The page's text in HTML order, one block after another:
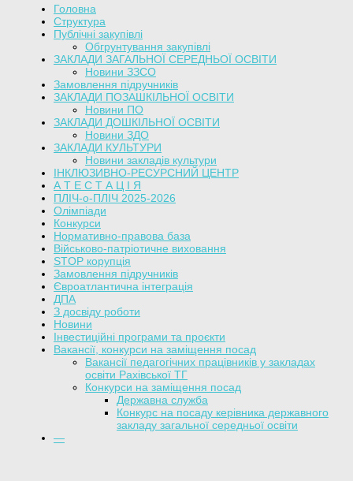
Головна
Структура
Публічні закупівлі
Обгрунтування закупівлі
ЗАКЛАДИ ЗАГАЛЬНОЇ СЕРЕДНЬОЇ ОСВІТИ
Новини ЗЗСО
Замовлення підручників
ЗАКЛАДИ ПОЗАШКІЛЬНОЇ ОСВІТИ
Новини ПО
ЗАКЛАДИ ДОШКІЛЬНОЇ ОСВІТИ
Новини ЗДО
ЗАКЛАДИ КУЛЬТУРИ
Новини закладів культури
ІНКЛЮЗИВНО-РЕСУРСНИЙ ЦЕНТР
А Т Е С Т А Ц І Я
ПЛІЧ-о-ПЛІЧ 2025-2026
Олімпіади
Конкурси
Нормативно-правова база
Військово-патріотичне виховання
STOP корупція
Замовлення підручників
Євроатлантична інтеграція
ДПА
З досвіду роботи
Новини
Інвестиційні програми та проєкти
Вакансії, конкурси на заміщення посад
Вакансії педагогічних працівників у закладах
освіти Рахівської ТГ
Конкурси на заміщення посад
Державна служба
Конкурс на посаду керівника державного
закладу загальної середньої освіти
—